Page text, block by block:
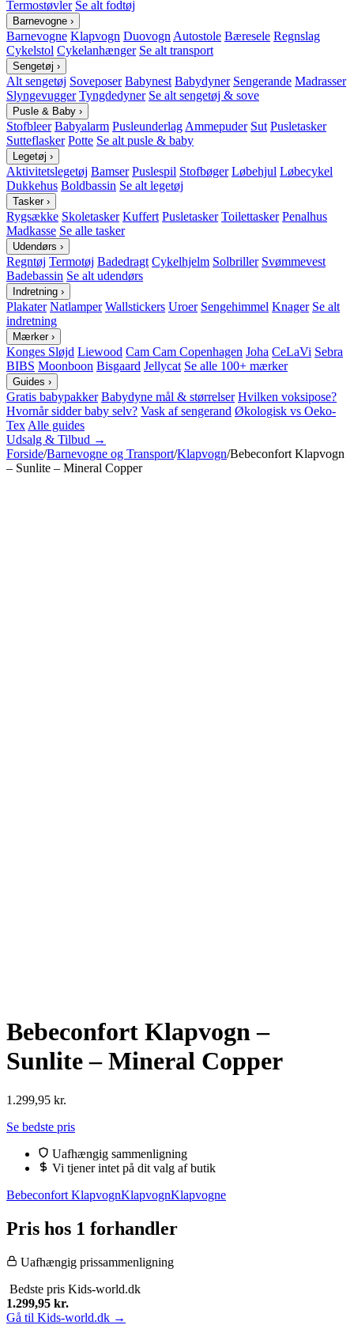
Termostøvler Se alt fodtøj
Barnevogne ›
Barnevogne Klapvogn Duovogn Autostole Bæresele Regnslag
Cykelstol Cykelanhænger Se alt transport
Sengetøj ›
Alt sengetøj Soveposer Babynest Babydyner Sengerande Madrasser
Slyngevugger Tyngdedyner Se alt sengetøj & sove
Pusle & Baby ›
Stofbleer Babyalarm Pusleunderlag Ammepuder Sut Pusletasker
Sutteflasker Potte Se alt pusle & baby
Legetøj ›
Aktivitetslegetøj Bamser Puslespil Stofbøger Løbehjul Løbecykel
Dukkehus Boldbassin Se alt legetøj
Tasker ›
Rygsække Skoletasker Kuffert Pusletasker Toilettasker Penalhus
Madkasse Se alle tasker
Udendørs ›
Regntøj Termotøj Badedragt Cykelhjelm Solbriller Svømmevest
Badebassin Se alt udendørs
Indretning ›
Plakater Natlamper Wallstickers Uroer Sengehimmel Knager Se alt
indretning
Mærker ›
Konges Sløjd Liewood Cam Cam Copenhagen Joha CeLaVi Sebra
BIBS Moonboon Bisgaard Jellycat Se alle 100+ mærker
Guides ›
Gratis babypakker Babydyne mål & størrelser Hvilken voksipose?
Hvornår sidder baby selv? Vask af sengerand Økologisk vs Oeko-
Tex Alle guides
Udsalg & Tilbud →
Forside/Barnevogne og Transport/Klapvogn/Bebeconfort Klapvogn
– Sunlite – Mineral Copper
Bebeconfort Klapvogn –
Sunlite – Mineral Copper
1.299,95 kr.
Se bedste pris
Uafhængig sammenligning
Vi tjener intet på dit valg af butik
Bebeconfort KlapvognKlapvognKlapvogne
Pris hos 1 forhandler
Uafhængig prissammenligning
Bedste pris Kids-world.dk
1.299,95 kr.
Gå til Kids-world.dk →